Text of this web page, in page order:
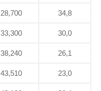
28,700 34,8
33,300 30,0
38,240 26,1
43,510 23,0